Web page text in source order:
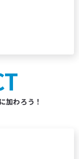
加わろう！